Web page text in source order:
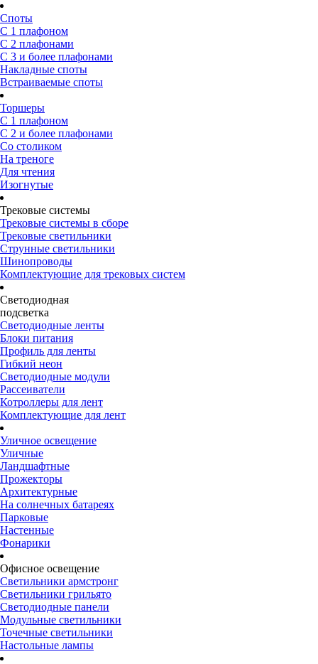
Споты
С 1 плафоном
С 2 плафонами
С 3 и более плафонами
Накладные споты
Встраиваемые споты
Торшеры
С 1 плафоном
С 2 и более плафонами
Со столиком
На треноге
Для чтения
Изогнутые
Трековые системы
Трековые системы в сборе
Трековые светильники
Струнные светильники
Шинопроводы
Комплектующие для трековых систем
Светодиодная
подсветка
Светодиодные ленты
Блоки питания
Профиль для ленты
Гибкий неон
Светодиодные модули
Рассеиватели
Котроллеры для лент
Комплектующие для лент
Уличное освещение
Уличные
Ландшафтные
Прожекторы
Архитектурные
На солнечных батареях
Парковые
Настенные
Фонарики
Офисное освещение
Светильники армстронг
Светильники грильято
Светодиодные панели
Модульные светильники
Точечные светильники
Настольные лампы